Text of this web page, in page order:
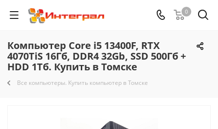
0
Компьютер Core i5 13400F, RTX
4070TiS 16Гб, DDR4 32Gb, SSD 500Гб +
HDD 1Тб. Купить в Томске
Все компьютеры. Купить компьютер в Томске